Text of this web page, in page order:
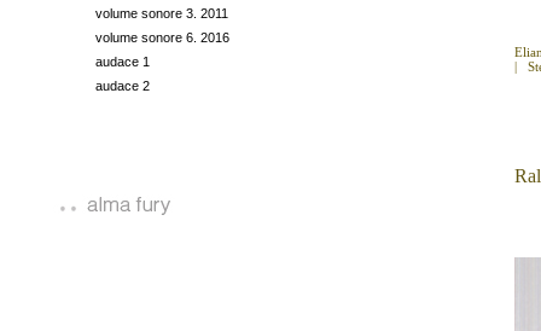
volume sonore 3. 2011
volume sonore 6. 2016
audace 1
audace 2
|